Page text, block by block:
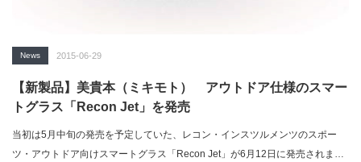
News 2015-06-29
【新製品】美貴本（ミキモト） アウトドア仕様のスマー
トグラス「Recon Jet」を発売
当初は5月中旬の発売を予定していた、レコン・インスツルメンツのスポー
ツ・アウトドア向けスマートグラス「Recon Jet」が6月12日に発売されまし